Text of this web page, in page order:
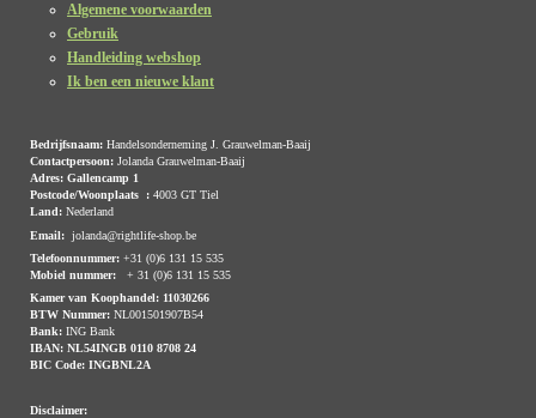
Algemene voorwaarden
Gebruik
Handleiding webshop
Ik ben een nieuwe klant
Bedrijfsnaam: Handelsonderneming J. Grauwelman-Baaij
Contactpersoon: Jolanda Grauwelman-Baaij
Adres: Gallencamp 1
Postcode/Woonplaats : 4003 GT Tiel
Land: Nederland
Email: jolanda@rightlife-shop.be
Telefoonnummer: +31 (0)6 131 15 535
Mobiel nummer:
+ 31 (0)6 131 15 535
Kamer van Koophandel: 11030266
BTW Nummer: NL001501907B54
Bank: ING Bank
IBAN: NL54INGB 0110 8708 24
BIC Code: INGBNL2A
Disclaimer: